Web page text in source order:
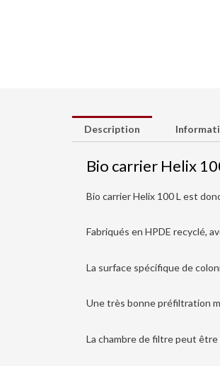
Description
Bio carrier Helix
Bio carrier Helix 100 L est
Fabriqués en HPDE recyclé,
La surface spécifique de
Une très bonne préfiltration
La chambre de filtre peut